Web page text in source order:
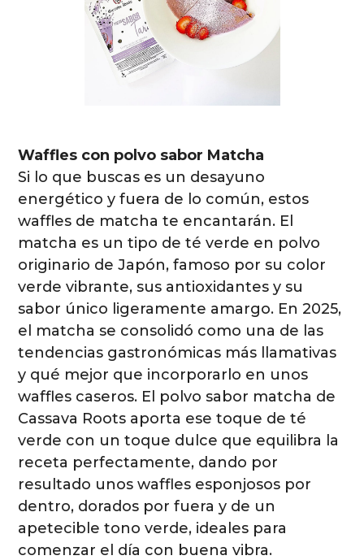
Waffles con polvo sabor Matcha
Si lo que buscas es un desayuno
energético y fuera de lo común, estos
waffles de matcha te encantarán. El
matcha es un tipo de té verde en polvo
originario de Japón, famoso por su color
verde vibrante, sus antioxidantes y su
sabor único ligeramente amargo. En 2025,
el matcha se consolidó como una de las
tendencias gastronómicas más llamativas
y qué mejor que incorporarlo en unos
waffles caseros. El polvo sabor matcha de
Cassava Roots aporta ese toque de té
verde con un toque dulce que equilibra la
receta perfectamente, dando por
resultado unos waffles esponjosos por
dentro, dorados por fuera y de un
apetecible tono verde, ideales para
comenzar el día con buena vibra.